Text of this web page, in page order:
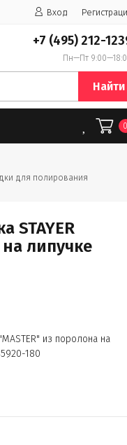
Вход
+7 (495) 212-
Пн—Пт
Найти
для полирования
STAYER
липучке